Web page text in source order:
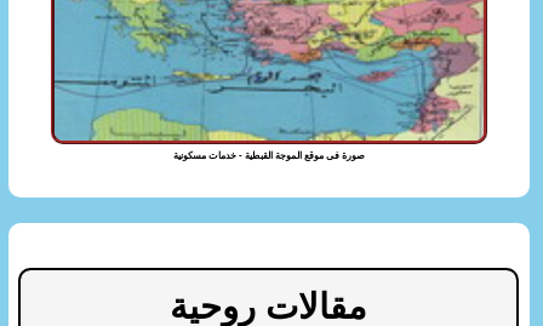
صورة فى موقع الموجة القبطية - خدمات مسكونية
مقالات روحية